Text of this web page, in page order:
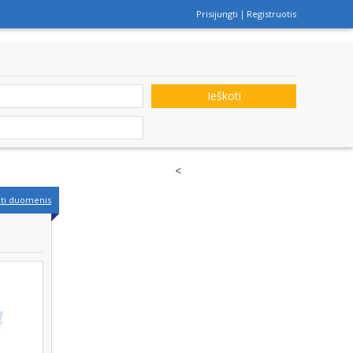
Prisijungti Registruotis
Ieškoti
duomenis
<